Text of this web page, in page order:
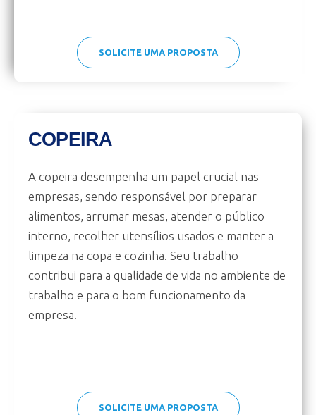
SOLICITE UMA PROPOSTA
COPEIRA
A copeira desempenha um papel crucial nas
empresas, sendo responsável por preparar
alimentos, arrumar mesas, atender o público
interno, recolher utensílios usados e manter a
limpeza na copa e cozinha. Seu trabalho
contribui para a qualidade de vida no ambiente de
trabalho e para o bom funcionamento da
empresa.
SOLICITE UMA PROPOSTA